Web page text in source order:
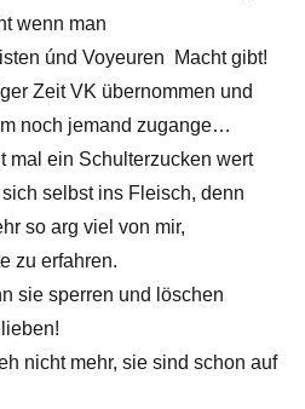
wenn man
únd Voyeuren Macht gibt!
Zeit VK übernommen und
noch jemand zugange…
mal ein Schulterzucken wert
selbst ins Fleisch, denn
so arg viel von mir,
zu erfahren.
sie sperren und löschen
nicht mehr, sie sind schon auf